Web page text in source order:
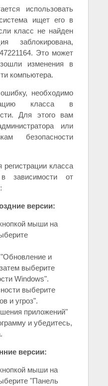
использовать
ищет его в
класс не найден
заблокирована,
Это может
изменения в
компьютера.
необходимо
класса в
Для этого вам
или
безопасности
класса
зависимости от
версии:
мыши на
и
выберите
Windows".
выберите
и угроз".
приложений"
и убедитесь,
версии:
мыши на
"Панель